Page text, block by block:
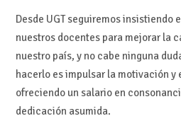
Desde UGT seguiremos insistiendo
nuestros docentes para mejorar la
nuestro país, y no cabe ninguna
hacerlo es impulsar la motivación
ofreciendo un salario en
dedicación asumida.